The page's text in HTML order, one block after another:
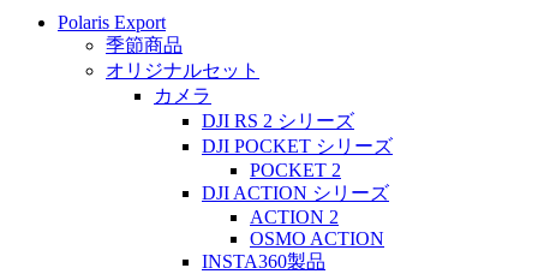
Polaris Export
季節商品
オリジナルセット
カメラ
DJI RS 2 シリーズ
DJI POCKET シリーズ
POCKET 2
DJI ACTION シリーズ
ACTION 2
OSMO ACTION
INSTA360製品